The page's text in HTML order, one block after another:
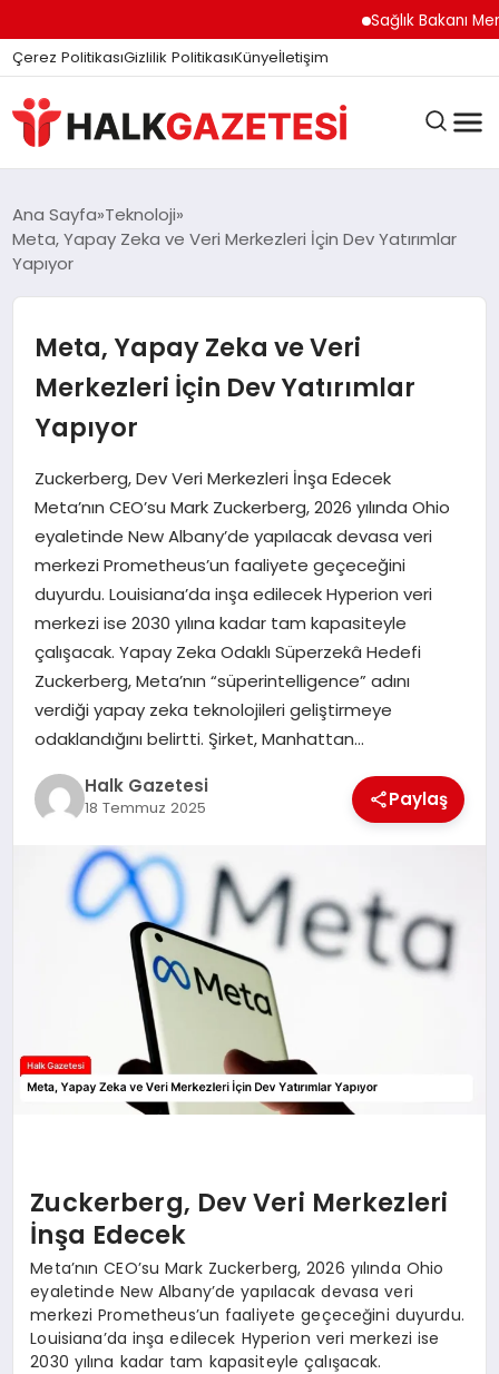
Sağlık Bakanı
Çerez PolitikasıGizlilik PolitikasıKünyeİletişim
DÜNYA
EĞITIM
EKONOMI
MAGAZIN
SAĞLIK
SIYASET
SPOR
TEKNOLOJI
Ana Sayfa Teknoloji
Meta, Yapay Zeka ve Veri Merkezleri İçin Dev Yatırımlar
Yapıyor
Meta, Yapay Zeka ve Veri
Merkezleri İçin Dev Yatırımlar
Yapıyor
Zuckerberg, Dev Veri Merkezleri İnşa Edecek
Meta’nın CEO’su Mark Zuckerberg, 2026 yılında Ohio
eyaletinde New Albany’de yapılacak devasa veri
merkezi Prometheus’un faaliyete geçeceğini
duyurdu. Louisiana’da inşa edilecek Hyperion veri
merkezi ise 2030 yılına kadar tam kapasiteyle
çalışacak. Yapay Zeka Odaklı Süperzekâ Hedefi
Zuckerberg, Meta’nın “süperintelligence” adını
verdiği yapay zeka teknolojileri geliştirmeye
odaklandığını belirtti. Şirket, Manhattan…
Halk Gazetesi
18 Temmuz 2025 Paylaş
Zuckerberg, Dev Veri Merkezleri
İnşa Edecek
Meta’nın CEO’su Mark Zuckerberg, 2026 yılında Ohio
eyaletinde New Albany’de yapılacak devasa veri
merkezi Prometheus’un faaliyete geçeceğini duyurdu.
Louisiana’da inşa edilecek Hyperion veri merkezi ise
2030 yılına kadar tam kapasiteyle çalışacak.